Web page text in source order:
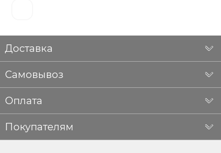
Доставка
Самовывоз
Оплата
Покупателям